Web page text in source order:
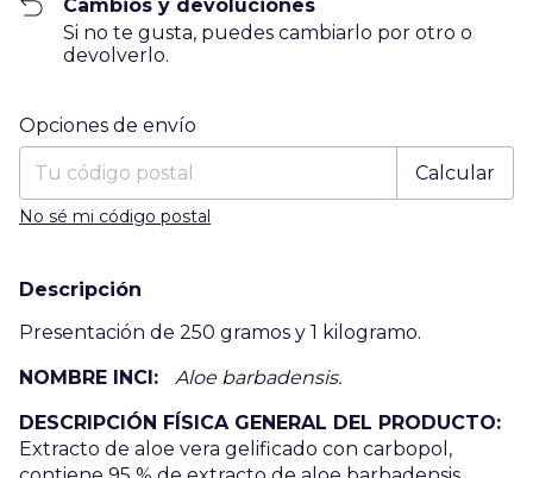
Cambios y devoluciones
Si no te gusta, puedes cambiarlo por otro o
devolverlo.
Entregas para el CP:
Opciones de envío
Calcular
No sé mi código postal
Descripción
Presentación de 250 gramos y 1 kilogramo.
NOMBRE INCI:
Aloe barbadensis.
DESCRIPCIÓN FÍSICA GENERAL DEL PRODUCTO:
Extracto de aloe vera gelificado con carbopol,